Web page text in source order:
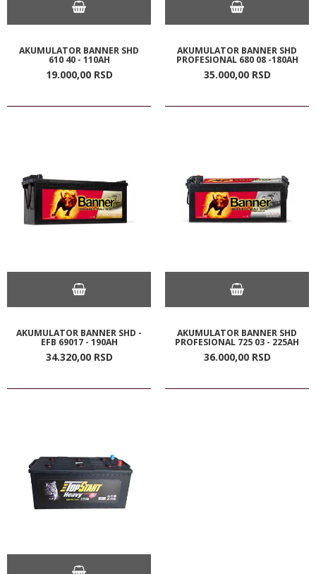
AKUMULATOR BANNER SHD
610 40 - 110AH
19.000,00 RSD
AKUMULATOR BANNER SHD
PROFESIONAL 680 08 -180AH
35.000,00 RSD
AKUMULATOR BANNER SHD -
EFB 69017 - 190AH
34.320,00 RSD
AKUMULATOR BANNER SHD
PROFESIONAL 725 03 - 225AH
36.000,00 RSD